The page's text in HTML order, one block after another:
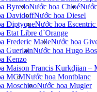
ByredoNước hoa Chloé
DavidoffNước hoa Diesel
DiptyqueNước hoa
Etat Libre d`Orange
Frederic MalleNước hoa
GuerlainNước hoa Hugo
Kenzo
Maison Francis Kurkdjian –
MCMNước hoa Montblanc
MoschinoNước hoa Mugler